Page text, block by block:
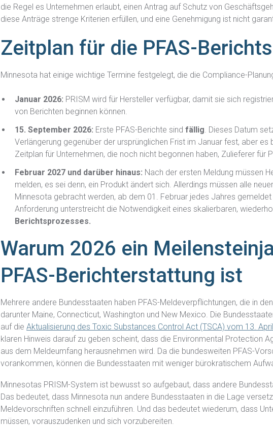
die Regel es Unternehmen erlaubt, einen Antrag auf Schutz von
diese Anträge strenge Kriterien erfüllen, und eine Genehmigung ist nicht
Zeitplan für die PFAS-
Minnesota hat einige wichtige Termine festgelegt, die die Compliance-
Januar 2026: PRISM wird für Hersteller verfügbar, damit sie sich
von Berichten beginnen können.
15. September 2026: Erste PFAS-Berichte sindfällig. Dieses Datum
Verlängerung gegenüber der ursprünglichen Frist im Januar fest, aber es
Zeitplan für Unternehmen, die noch nicht begonnen haben, Zulieferer für
Februar 2027 und darüber hinaus: Nach der ersten Meldung müssen
melden, es sei denn, ein Produkt ändert sich. Allerdings müssen alle
Minnesota gebracht werden, ab dem 01. Februar jedes Jahres
Anforderung unterstreicht die Notwendigkeit eines skalierbaren,
Berichtsprozesses.
Warum 2026 ein
PFAS-Berichterstattung ist
Mehrere andere Bundesstaaten haben PFAS-Meldeverpflichtungen, die in
darunter Maine, Connecticut, Washington und New Mexico. Die
auf dieAktualisierung des Toxic Substances Control Act (TSCA) vom 13.
klaren Hinweis darauf zu geben scheint, dass die Environmental Protection
aus dem Meldeumfang herausnehmen wird. Da die bundesweiten PFAS-
vorankommen, können die Bundesstaaten mit weniger bürokratischem
Minnesotas PRISM-System ist bewusst so aufgebaut, dass andere
Das bedeutet, dass Minnesota nun andere Bundesstaaten in die Lage
Meldevorschriften schnell einzuführen. Und das bedeutet wiederum, dass
müssen, vorauszudenken und sich vorzubereiten.